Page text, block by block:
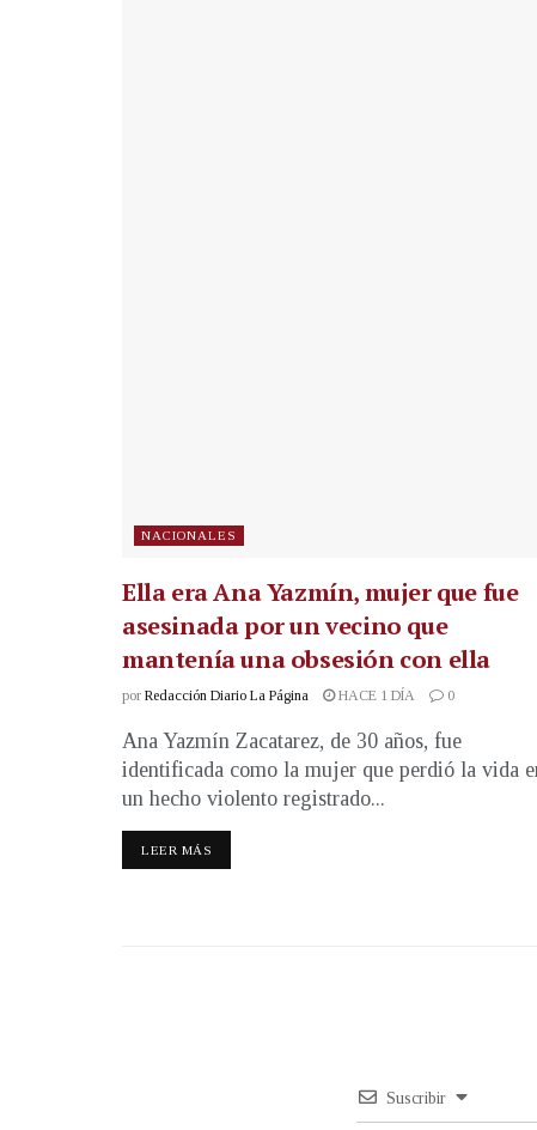
NACIONALES
Ella era Ana Yazmín, mujer que fue
asesinada por un vecino que
mantenía una obsesión con ella
por Redacción Diario La Página HACE 1 DÍA 0
Ana Yazmín Zacatarez, de 30 años, fue
identificada como la mujer que perdió la vida
un hecho violento registrado...
LEER MÁS
Suscribir